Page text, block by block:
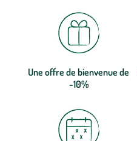
Une offre de bienvenue de
-10%